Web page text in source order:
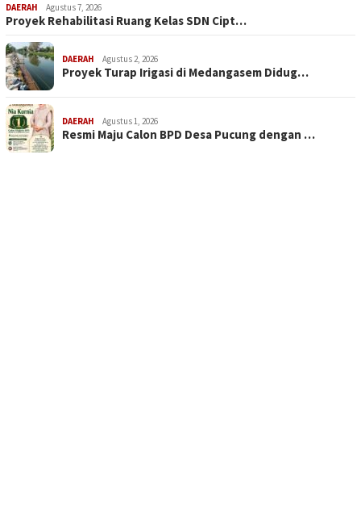
DAERAH Agustus 7, 2026
Proyek Rehabilitasi Ruang Kelas SDN Cipt…
DAERAH Agustus 2, 2026
Proyek Turap Irigasi di Medangasem Didug…
DAERAH Agustus 1, 2026
Resmi Maju Calon BPD Desa Pucung dengan …